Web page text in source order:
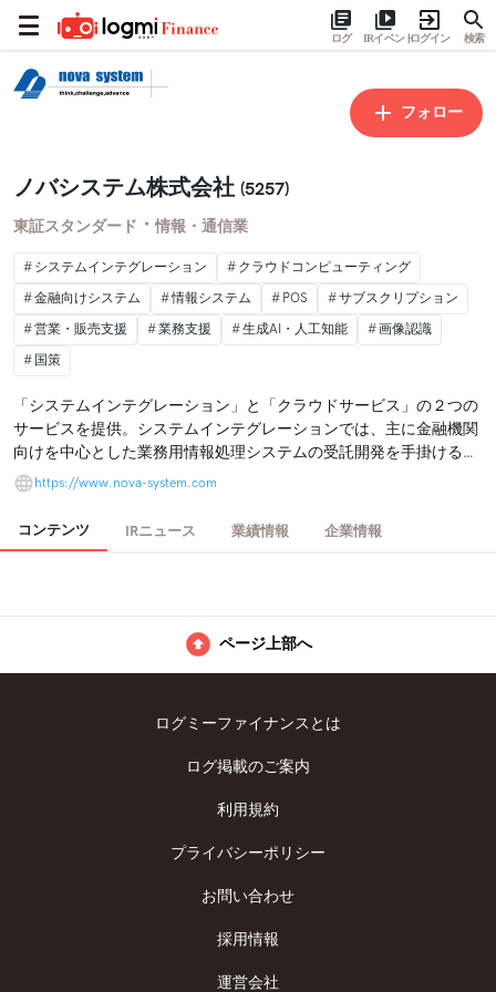
ログ IRイベントログイン 検索
フォロー
ノバシステム株式会社 (5257)
東証スタンダード ・ 情報・通信業
システムインテグレーション
クラウドコンピューティング
金融向けシステム
情報システム POS
サブスクリプション
営業・販売支援
業務支援 生成AI・人工知能
画像認識
国策
「システムインテグレーション」と「クラウドサービス」の２つの
サービスを提供。システムインテグレーションでは、主に金融機関
向けを中心とした業務用情報処理システムの受託開発を手掛ける。
クラウドサービスでは、飲食店向け店舗運営支援システム「Order
Revolution」、受付業務支援システム「アイウェルコ」、AI顔認証
入退室管理システム 「アイウェルコトール」の3製品のサービスを
提供。
https://www.nova-system.com
コンテンツ IRニュース 業績情報 企業情報
ページ上部へ
ログミーファイナンスとは
ログ掲載のご案内
利用規約
プライバシーポリシー
お問い合わせ
採用情報
運営会社